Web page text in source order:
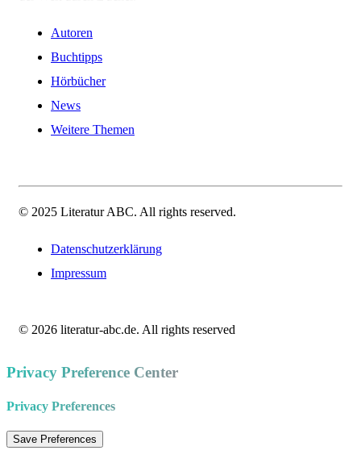
Autoren
Buchtipps
Hörbücher
News
Weitere Themen
© 2025 Literatur ABC. All rights reserved.
Datenschutzerklärung
Impressum
© 2026 literatur-abc.de. All rights reserved
Privacy Preference Center
Privacy Preferences